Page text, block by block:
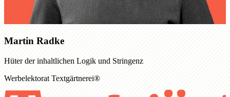
Martin Radke
Hüter der inhaltlichen Logik und Stringenz
Werbelektorat Textgärtnerei®